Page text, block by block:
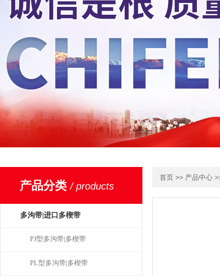
产品分类/ products
多沟带|进口多楔带
PJ型多沟带|多楔带
PL型多沟带|多楔带
首页 >> 产品中心